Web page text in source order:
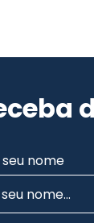
nome